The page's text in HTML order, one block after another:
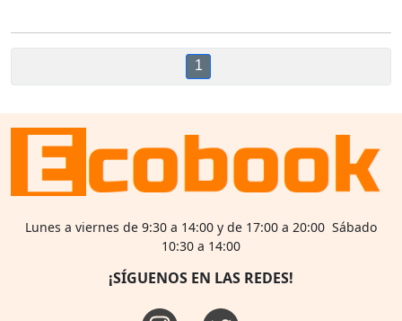
1
Lunes a viernes de 9:30 a 14:00 y de 17:00 a 20:00 Sábado
10:30 a 14:00
¡SÍGUENOS EN LAS REDES!